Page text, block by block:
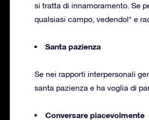
si tratta di innamoramento. Se
qualsiasi campo, vedendol* e
Santa pazienza
Se nei rapporti interpersonali
santa pazienza e ha voglia di
Conversare piacevolmente